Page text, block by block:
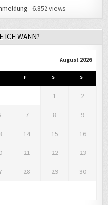
- 6.852 views
ICH WANN?
August 2026
F S S
1 2
7 8 9
14 15 16
21 22 23
28 29 30